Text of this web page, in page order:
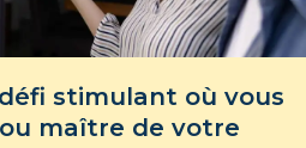
stimulant où vous
maître de votre